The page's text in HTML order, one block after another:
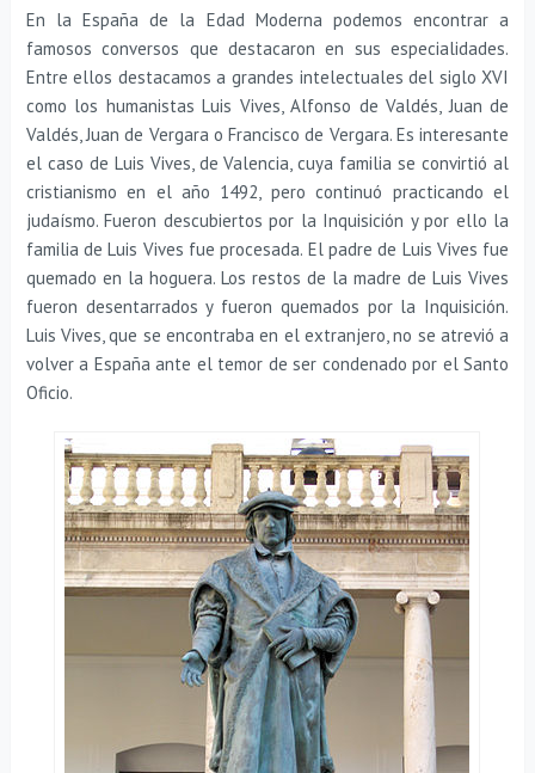
En la España de la Edad Moderna podemos encontrar a
famosos conversos que destacaron en sus especialidades.
Entre ellos destacamos a grandes intelectuales del siglo XVI
como los humanistas Luis Vives, Alfonso de Valdés, Juan de
Valdés, Juan de Vergara o Francisco de Vergara. Es interesante
el caso de Luis Vives, de Valencia, cuya familia se convirtió al
cristianismo en el año 1492, pero continuó practicando el
judaísmo. Fueron descubiertos por la Inquisición y por ello la
familia de Luis Vives fue procesada. El padre de Luis Vives fue
quemado en la hoguera. Los restos de la madre de Luis Vives
fueron desentarrados y fueron quemados por la Inquisición.
Luis Vives, que se encontraba en el extranjero, no se atrevió a
volver a España ante el temor de ser condenado por el Santo
Oficio.